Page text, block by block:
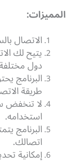
المميزات:
الاتصال
يتيح لك
دول مختلفة
البرنامج
طريقة
لا تنخفض
استخدامه.
البرنامج
اتصالك.
إمكانية